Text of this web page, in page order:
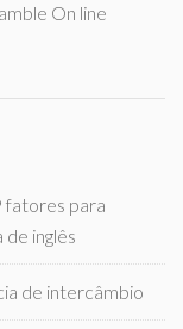
On line
fatores para
inglês
de intercâmbio